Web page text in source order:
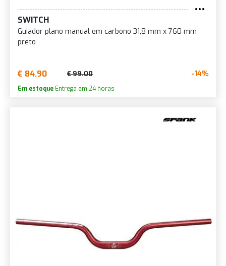
SWITCH
Guiador plano manual em carbono 31,8 mm x 760 mm
preto
€ 84.90 € 99.00 -14%
Em estoque Entrega em 24 horas